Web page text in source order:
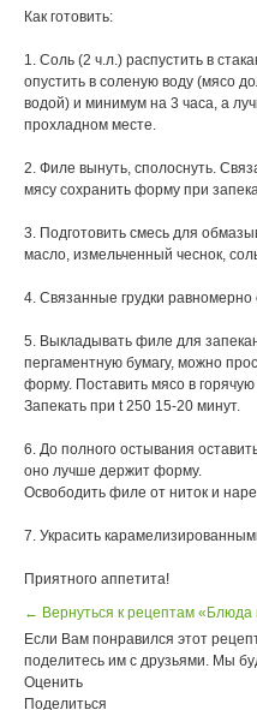
Как готовить:
1. Соль (2 ч.л.) распустить в
опустить в соленую воду (мясо
водой) и минимум на 3 часа, а
прохладном месте.
2. Филе вынуть, сполоснуть.
мясу сохранить форму при
3. Подготовить смесь для
масло, измельченный чеснок,
4. Связанные грудки
5. Выкладывать филе для
пергаментную бумагу, можно
форму. Поставить мясо в горячую
Запекать при t 250 15-20 минут.
6. До полного остывания
оно лучше держит форму.
Освободить филе от ниток и
7. Украсить
Приятного аппетита!
← Вернуться к рецептам «Блюда
Если Вам понравился этот
поделитесь им с друзьями. Мы
Оценить
Поделиться